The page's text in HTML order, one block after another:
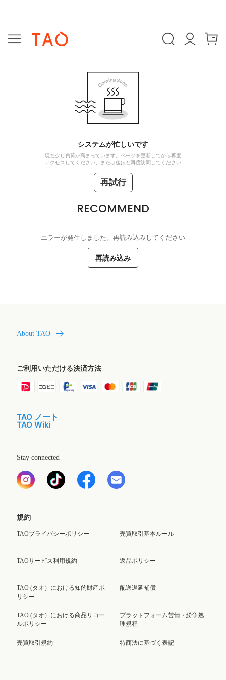
システムが忙しいです
現在少し負荷が高まっています。ページを更新してから再度
アクセスしてください、または後ほど再度訪問してください
再試行
RECOMMEND
エラーが発生しました。再読み込みしてください
再読み込み
About TAO
ご利用いただける決済方法
TAO ノート
TAO Wiki
Stay connected
規約
TAOプライバシーポリシー
TAOサービス利用規約
TAO (タオ）における知的財産ポ
リシー
TAO (タオ）における商品リコー
ルポリシー
売買取引規約
売買取引基本ルール
返品ポリシー
配送遅延補償
プラットフォーム苦情・紛争処
理規程
特商法に基づく表記